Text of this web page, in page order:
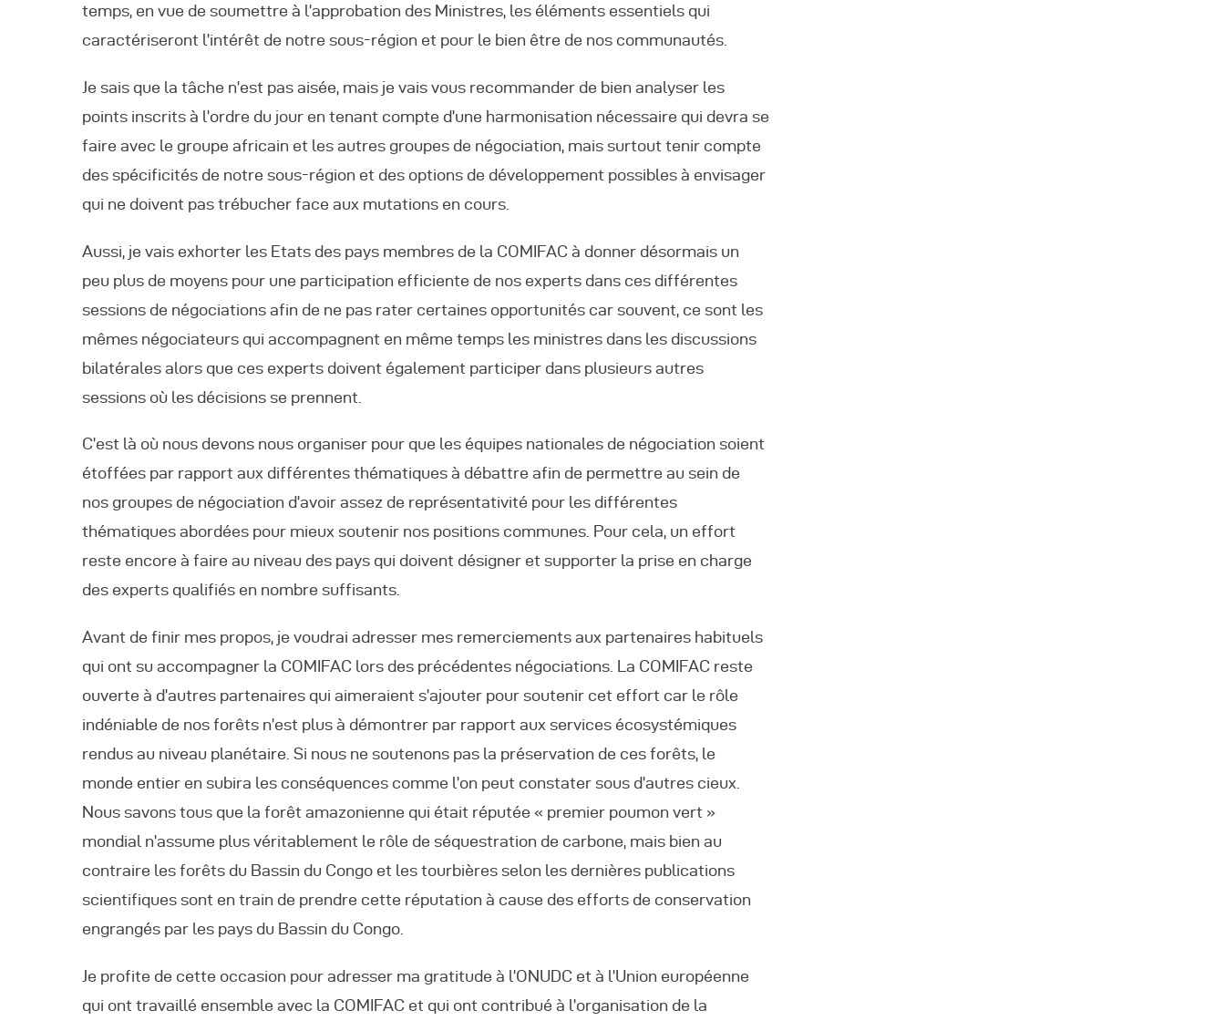
temps, en vue de soumettre à l’approbation des Ministres, les éléments essentiels qui
caractériseront l’intérêt de notre sous-région et pour le bien être de nos communautés.
Je sais que la tâche n’est pas aisée, mais je vais vous recommander de bien analyser les
points inscrits à l’ordre du jour en tenant compte d’une harmonisation nécessaire qui devra se
faire avec le groupe africain et les autres groupes de négociation, mais surtout tenir compte
des spécificités de notre sous-région et des options de développement possibles à envisager
qui ne doivent pas trébucher face aux mutations en cours.
Aussi, je vais exhorter les Etats des pays membres de la COMIFAC à donner désormais un
peu plus de moyens pour une participation efficiente de nos experts dans ces différentes
sessions de négociations afin de ne pas rater certaines opportunités car souvent, ce sont les
mêmes négociateurs qui accompagnent en même temps les ministres dans les discussions
bilatérales alors que ces experts doivent également participer dans plusieurs autres
sessions où les décisions se prennent.
C’est là où nous devons nous organiser pour que les équipes nationales de négociation soient
étoffées par rapport aux différentes thématiques à débattre afin de permettre au sein de
nos groupes de négociation d’avoir assez de représentativité pour les différentes
thématiques abordées pour mieux soutenir nos positions communes. Pour cela, un effort
reste encore à faire au niveau des pays qui doivent désigner et supporter la prise en charge
des experts qualifiés en nombre suffisants.
Avant de finir mes propos, je voudrai adresser mes remerciements aux partenaires habituels
qui ont su accompagner la COMIFAC lors des précédentes négociations. La COMIFAC reste
ouverte à d’autres partenaires qui aimeraient s’ajouter pour soutenir cet effort car le rôle
indéniable de nos forêts n’est plus à démontrer par rapport aux services écosystémiques
rendus au niveau planétaire. Si nous ne soutenons pas la préservation de ces forêts, le
monde entier en subira les conséquences comme l’on peut constater sous d’autres cieux.
Nous savons tous que la forêt amazonienne qui était réputée « premier poumon vert »
mondial n’assume plus véritablement le rôle de séquestration de carbone, mais bien au
contraire les forêts du Bassin du Congo et les tourbières selon les dernières publications
scientifiques sont en train de prendre cette réputation à cause des efforts de conservation
engrangés par les pays du Bassin du Congo.
Je profite de cette occasion pour adresser ma gratitude à l’ONUDC et à l’Union européenne
qui ont travaillé ensemble avec la COMIFAC et qui ont contribué à l’organisation de la